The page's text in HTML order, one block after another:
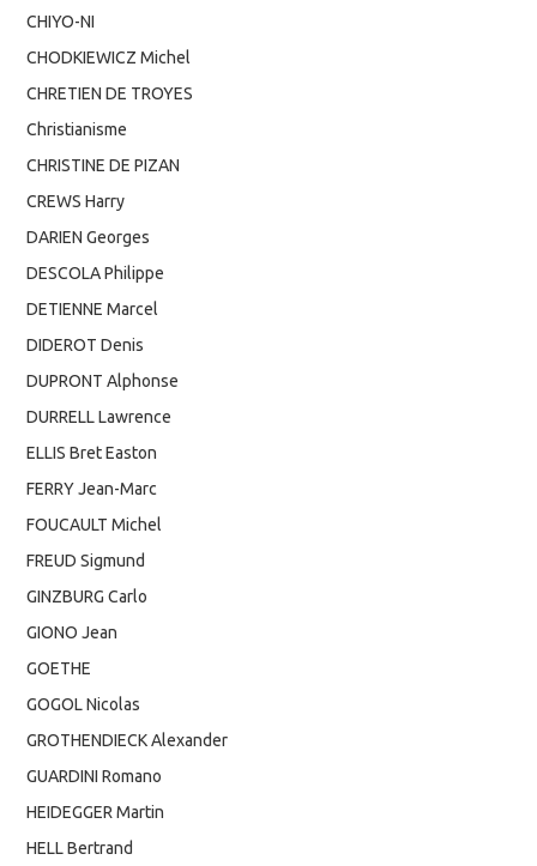
CHIYO-NI
CHODKIEWICZ Michel
CHRETIEN DE TROYES
Christianisme
CHRISTINE DE PIZAN
CREWS Harry
DARIEN Georges
DESCOLA Philippe
DETIENNE Marcel
DIDEROT Denis
DUPRONT Alphonse
DURRELL Lawrence
ELLIS Bret Easton
FERRY Jean-Marc
FOUCAULT Michel
FREUD Sigmund
GINZBURG Carlo
GIONO Jean
GOETHE
GOGOL Nicolas
GROTHENDIECK Alexander
GUARDINI Romano
HEIDEGGER Martin
HELL Bertrand